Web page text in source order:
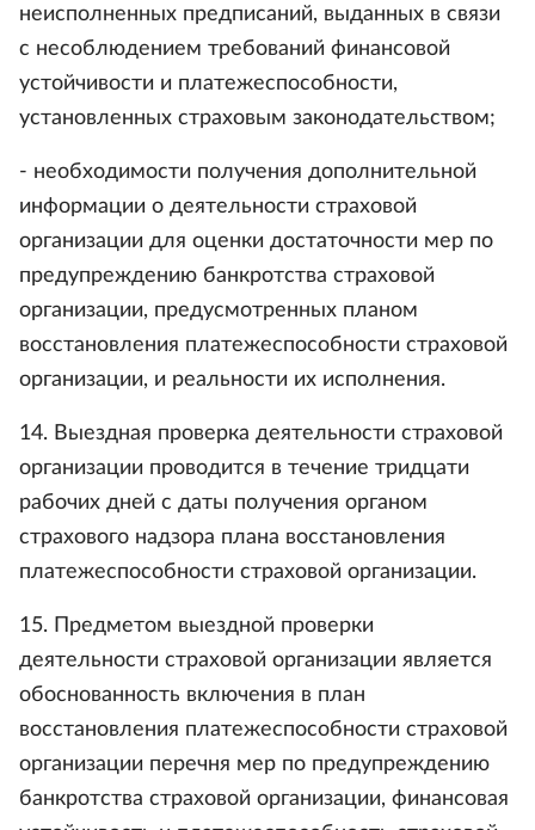
неисполненных предписаний, выданных в связи
с несоблюдением требований финансовой
устойчивости и платежеспособности,
установленных страховым законодательством;
- необходимости получения дополнительной
информации о деятельности страховой
организации для оценки достаточности мер по
предупреждению банкротства страховой
организации, предусмотренных планом
восстановления платежеспособности страховой
организации, и реальности их исполнения.
14. Выездная проверка деятельности страховой
организации проводится в течение тридцати
рабочих дней с даты получения органом
страхового надзора плана восстановления
платежеспособности страховой организации.
15. Предметом выездной проверки
деятельности страховой организации является
обоснованность включения в план
восстановления платежеспособности страховой
организации перечня мер по предупреждению
банкротства страховой организации, финансовая